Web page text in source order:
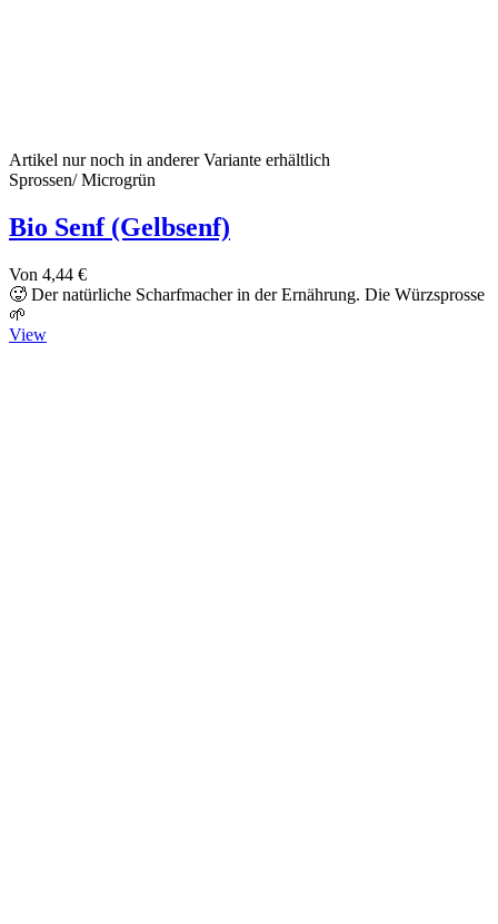
Artikel nur noch in anderer Variante erhältlich
Sprossen/ Microgrün
Bio Senf (Gelbsenf)
Von 4,44 €
🥵 Der natürliche Scharfmacher in der Ernährung. Die Würzsprosse
🌱
View